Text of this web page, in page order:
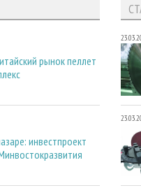
рынок пеллет
инвестпроект